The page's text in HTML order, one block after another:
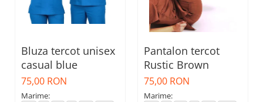
Bluza tercot unisex
casual blue
75,00 RON
Marime:
Pantalon tercot
Rustic Brown
75,00 RON
Marime: